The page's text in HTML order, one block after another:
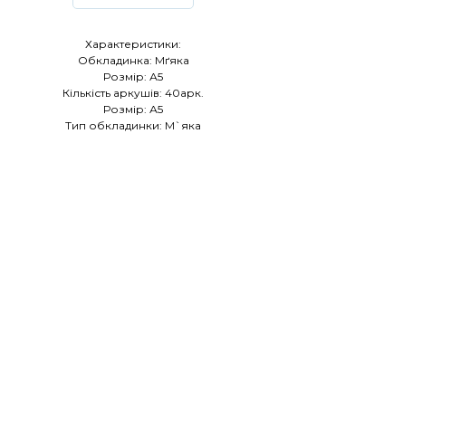
Характеристики:
Обкладинка: Мґяка
Розмір: А5
Кількість аркушів: 40арк.
Розмір: А5
Тип обкладинки: М`яка